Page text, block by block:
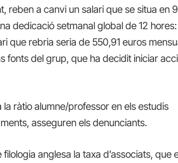
reben a canvi un salari que se situa en
dedicació setmanal global de 12
que rebria seria de 550,91 euros
fonts del grup, que ha decidit iniciar
ràtio alumne/professor en els estudis
asseguren els denunciants.
anglesa la taxa d’associats, que